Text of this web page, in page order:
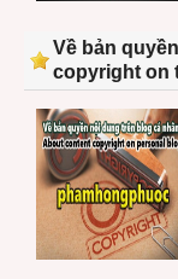
Về bản
copyright on